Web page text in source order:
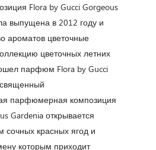
Flora by Gucci Gorgeous
выпущена в 2012 году и
ароматов цветочные
цветочных летних
парфюм Flora by Gucci
парфюмерная композиция
Gardenia открывается
сочных красных ягод и
которым приходит